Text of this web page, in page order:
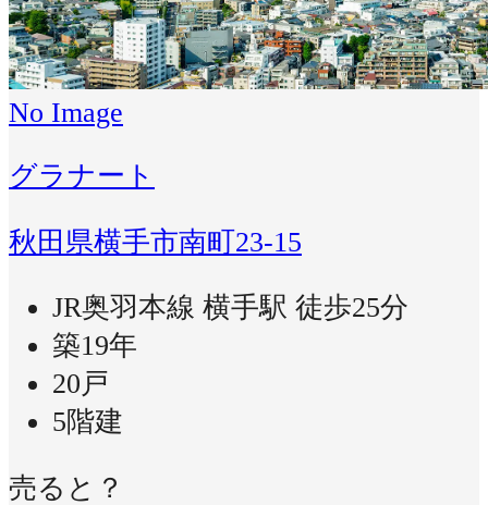
No Image
グラナート
秋田県横手市南町23-15
JR奥羽本線 横手駅 徒歩25分
築19年
20戸
5階建
売ると？